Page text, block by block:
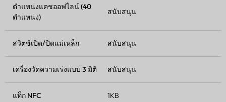
ตำแหน่งแคชออฟไลน์ (40
ตำแหน่ง)
สนับสนุน
สวิตช์เปิด/ปิดแม่เหล็ก สนับสนุน
เครื่องวัดความเร่งแบบ 3 มิติ สนับสนุน
แท็ก NFC 1KB